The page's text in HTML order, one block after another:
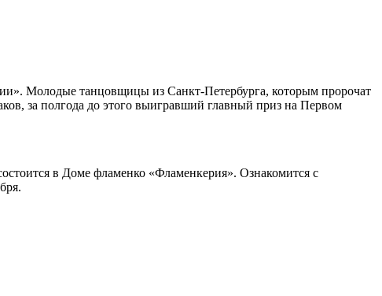
Молодые танцовщицы из Санкт-Петербурга, которым пророчат
за полгода до этого выигравший главный приз на Первом
в Доме фламенко «Фламенкерия». Ознакомится с